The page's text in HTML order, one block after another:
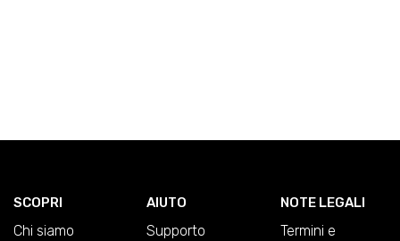
SCOPRI
Chi siamo
AIUTO
Supporto
NOTE LEGALI
Termini e